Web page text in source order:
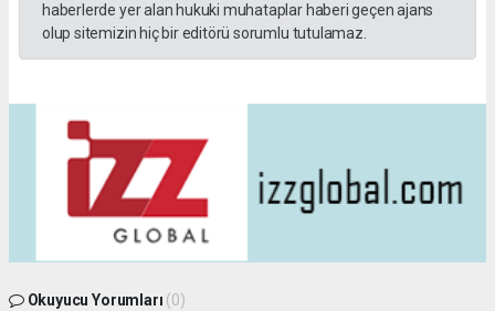
haberlerde yer alan hukuki muhataplar haberi geçen ajans
olup sitemizin hiç bir editörü sorumlu tutulamaz.
Okuyucu Yorumları (0)